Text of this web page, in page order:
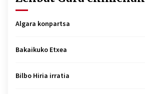
Algara konpartsa
Bakaikuko Etxea
Bilbo Hiria irratia